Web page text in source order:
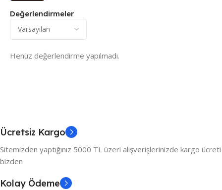
Değerlendirmeler
Henüz değerlendirme yapılmadı.
Ücretsiz Kargo
Sitemizden yaptığınız 5000 TL üzeri alışverişlerinizde kargo ücreti
bizden
Kolay Ödeme